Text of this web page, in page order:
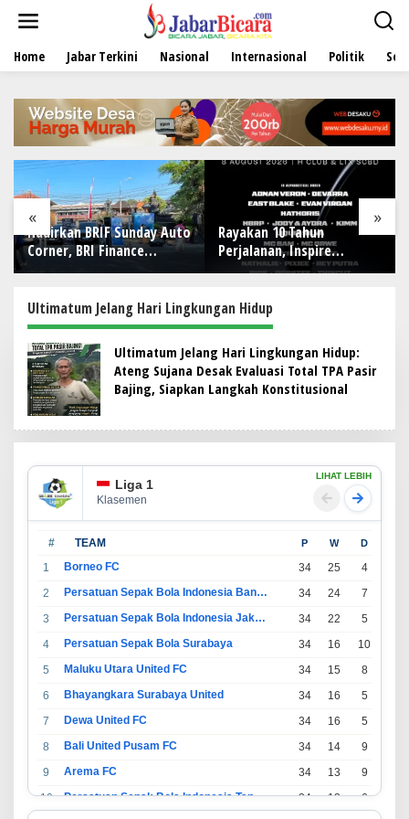
t
Home Jabar Terkini Nasional Internasional Politik
« »
Hadirkan BRIF Sunday Auto
Corner, BRI Finance
Mudahkan Warga Bali
Rayakan 10 Tahun
Perjalanan, Inspire
Artistry Hadirkan Block
Ultimatum Jelang Hari Lingkungan Hidup
Ultimatum Jelang Hari Lingkungan Hidup:
Ateng Sujana Desak Evaluasi Total TPA Pasir
Bajing, Siapkan Langkah Konstitusional
Liga 1
Klasemen
LIHAT LEBIH
# TEAM P W D
1 Borneo FC 34 25 4
2
Persatuan Sepak Bola Indonesia Bandung 34 24 7
3
Persatuan Sepak Bola Indonesia Jakarta 34 22 5
4
Persatuan Sepak Bola Surabaya 34 16 10
5
Maluku Utara United FC 34 15 8
6
Bhayangkara Surabaya United 34 16 5
7
Dewa United FC 34 16 5
8
Bali United Pusam FC 34 14 9
9
Arema FC 34 13 9
10
Persatuan Sepak Bola Indonesia Tangerang 34 13 6